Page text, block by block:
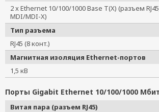
2 x Ethernet 10/100/1000 Base T(X) (разъем
MDI/MDI-X)
Тип разъема
RJ45 (8 конт.)
Магнитная изоляция Ethernet-портов
1,5 кВ
Порты Gigabit Ethernet 10/100/1000
Витая пара (разъем RJ45)